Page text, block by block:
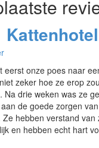
eerst onze poes naar
zeker hoe ze erop
Na drie weken was ze
de goede zorgen
hebben verstand van
en hebben echt hart